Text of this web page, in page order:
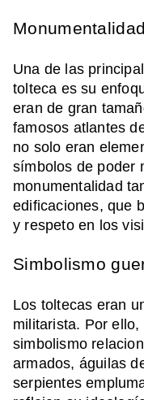
Monumentalidad
Una de las
tolteca es su
eran de gran
famosos atlantes
no solo eran
símbolos de poder
monumentalidad
edificaciones, que
y respeto en los
Simbolismo
Los toltecas eran
militarista. Por
simbolismo
armados, águilas
serpientes